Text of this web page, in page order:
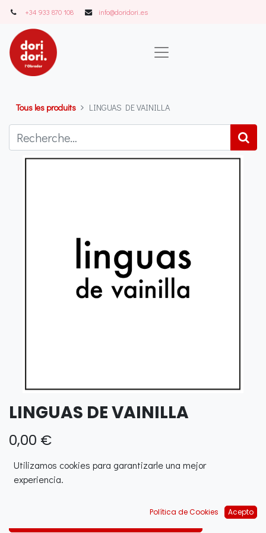
+34 933 870 108 info@doridori..es
Tous les produits LINGUAS DE VAINILLA
LINGUAS DE VAINILLA
0,00 €
AJOUTER AU PANIER
Utilizamos cookies para garantizarle una mejor
experiencia.
Política de Cookies Acepto